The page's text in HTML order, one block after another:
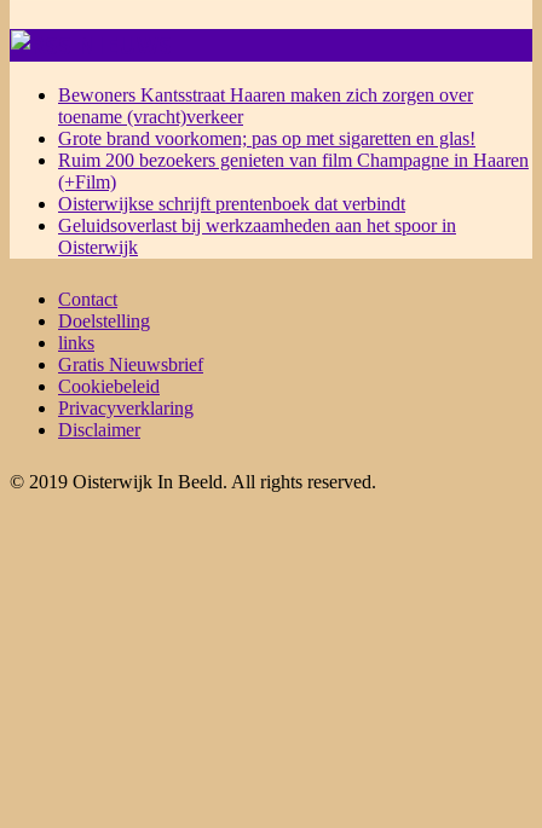
Bewoners Kantsstraat Haaren maken zich zorgen over
toename (vracht)verkeer
Grote brand voorkomen; pas op met sigaretten en glas!
Ruim 200 bezoekers genieten van film Champagne in Haaren
(+Film)
Oisterwijkse schrijft prentenboek dat verbindt
Geluidsoverlast bij werkzaamheden aan het spoor in
Oisterwijk
Contact
Doelstelling
links
Gratis Nieuwsbrief
Cookiebeleid
Privacyverklaring
Disclaimer
© 2019 Oisterwijk In Beeld. All rights reserved.